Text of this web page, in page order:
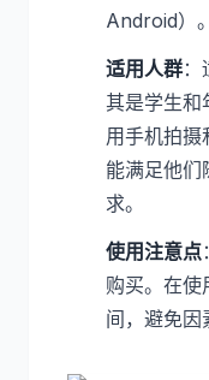
Android）。
适用人群
其是学生和
用手机拍摄
能满足他们
求。
使用注意点
购买。在使
间，避免因